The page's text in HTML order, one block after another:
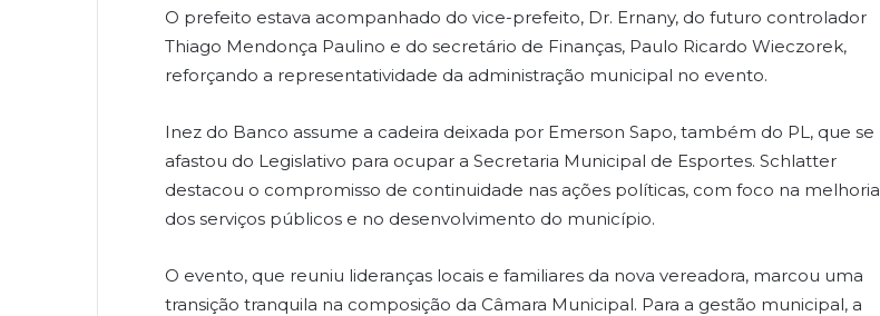
O prefeito estava acompanhado do vice-prefeito, Dr. Ernany, do futuro controlador
Thiago Mendonça Paulino e do secretário de Finanças, Paulo Ricardo Wieczorek,
reforçando a representatividade da administração municipal no evento.
Inez do Banco assume a cadeira deixada por Emerson Sapo, também do PL, que se
afastou do Legislativo para ocupar a Secretaria Municipal de Esportes. Schlatter
destacou o compromisso de continuidade nas ações políticas, com foco na melhoria
dos serviços públicos e no desenvolvimento do município.
O evento, que reuniu lideranças locais e familiares da nova vereadora, marcou uma
transição tranquila na composição da Câmara Municipal. Para a gestão municipal, a